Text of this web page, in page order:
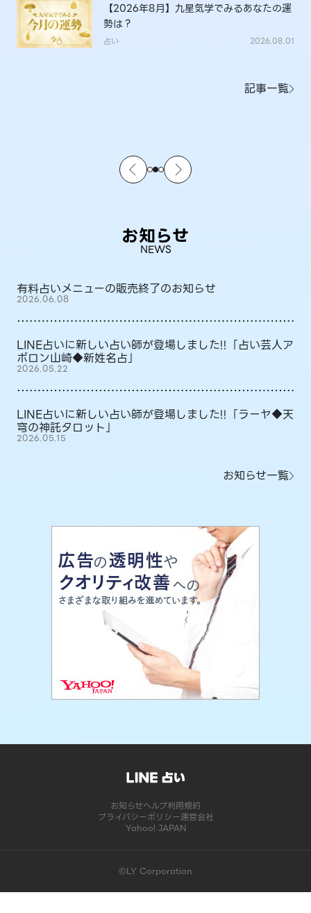
【2026年8月】九星気学でみるあなたの運
勢は？
占い 2026.08.01
記事一覧
お知らせ
NEWS
有料占いメニューの販売終了のお知らせ
2026.06.08
LINE占いに新しい占い師が登場しました!!「占い芸人ア
ポロン山崎◆新姓名占」
2026.05.22
LINE占いに新しい占い師が登場しました!!「ラーヤ◆天
穹の神託タロット」
2026.05.15
お知らせ一覧
お知らせヘルプ利用規約
プライバシーポリシー運営会社
Yahoo! JAPAN
©LY Corporation
このコンテンツは掲載が終了しました | LINE占い